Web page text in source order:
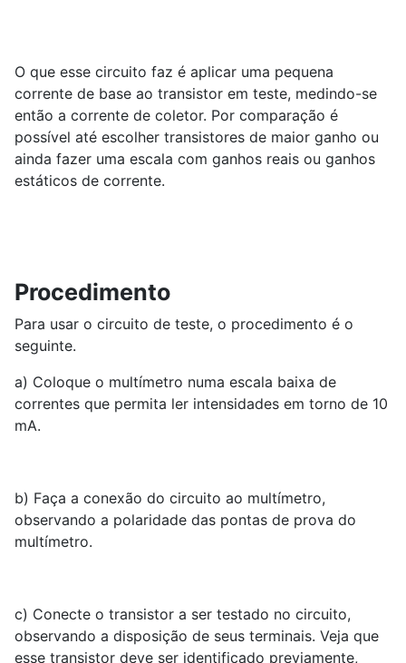
O que esse circuito faz é aplicar uma pequena
corrente de base ao transistor em teste, medindo-se
então a corrente de coletor. Por comparação é
possível até escolher transistores de maior ganho ou
ainda fazer uma escala com ganhos reais ou ganhos
estáticos de corrente.
Procedimento
Para usar o circuito de teste, o procedimento é o
seguinte.
a) Coloque o multímetro numa escala baixa de
correntes que permita ler intensidades em torno de 10
mA.
b) Faça a conexão do circuito ao multímetro,
observando a polaridade das pontas de prova do
multímetro.
c) Conecte o transistor a ser testado no circuito,
observando a disposição de seus terminais. Veja que
esse transistor deve ser identificado previamente,